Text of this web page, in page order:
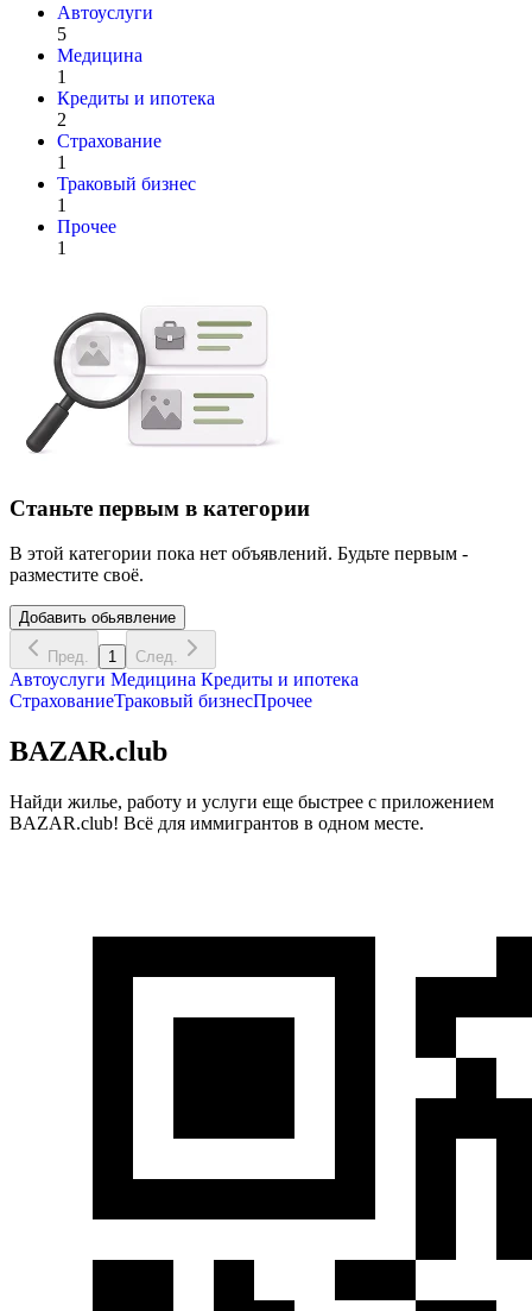
Автоуслуги
5
Медицина
1
Кредиты и ипотека
2
Страхование
1
Траковый бизнес
1
Прочее
1
Станьте первым в категории
В этой категории пока нет объявлений. Будьте первым -
разместите своё.
Добавить обьявление
Пред. 1 След.
Автоуслуги Медицина Кредиты и ипотека
СтрахованиеТраковый бизнесПрочее
BAZAR.club
Найди жилье, работу и услуги еще быстрее с приложением
BAZAR.club! Всё для иммигрантов в одном месте.